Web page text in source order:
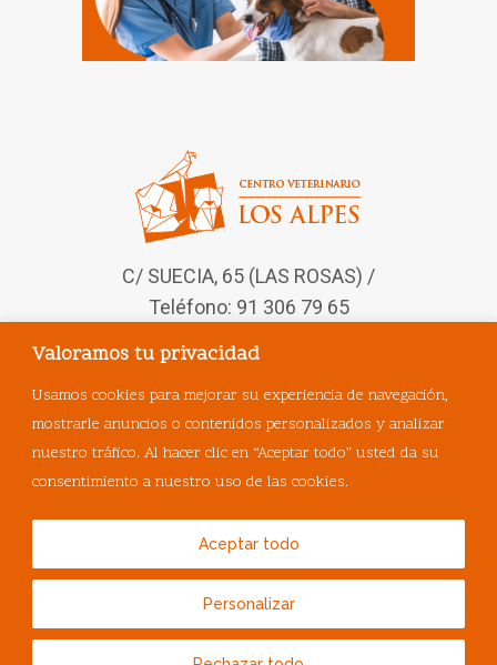
Valoramos tu privacidad
Usamos cookies para mejorar su experiencia de navegación,
mostrarle anuncios o contenidos personalizados y analizar
nuestro tráfico. Al hacer clic en “Aceptar todo” usted da su
consentimiento a nuestro uso de las cookies.
Personalizar
Aceptar todo
C/ SUECIA, 65 (LAS ROSAS) /
Teléfono: 91 306 79 65
Síguenos en nuestras redes
sociales